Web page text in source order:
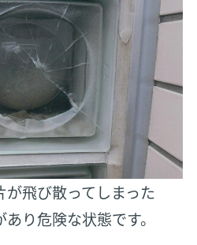
が飛び散ってしまった
り危険な状態です。